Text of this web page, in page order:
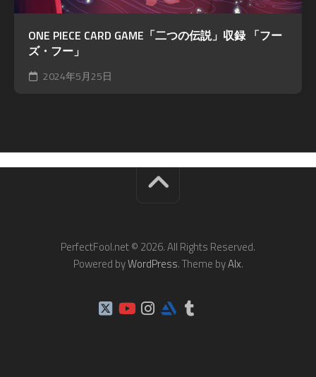
ONE PIECE CARD GAME「二つの伝説」収録 「フー
ズ・フー」
2024年5月25日
PerfectFool.net © 2026. All Rights Reserved.
Powered byWordPress. Theme byAlx.